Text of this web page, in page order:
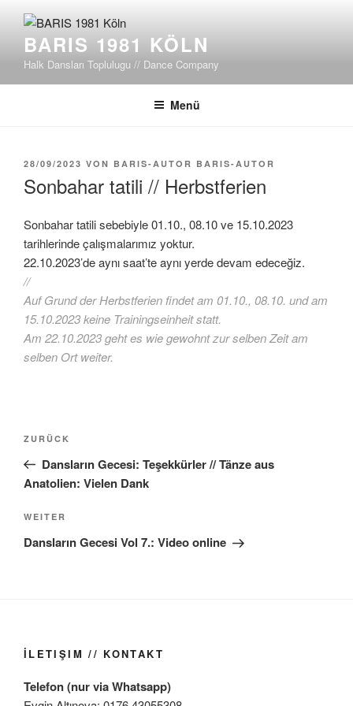
Inhalt
springenBARIS 1981 KÖLN
Halk Dansları Toplulugu // Dance Company
Menü
VERÖFFENTLICHT
28/09/2023 VON BARIS-AUTOR BARIS-AUTOR
Sonbahar tatili // Herbstferien
Sonbahar tatili sebebiyle 01.10., 08.10 ve 15.10.2023
tarihlerinde çalışmalarımız yoktur.
22.10.2023’de aynı saat’te aynı yerde devam edeceğiz.
//
Auf Grund der Herbstferien findet am 01.10., 08.10. und am
15.10.2023 keine Trainingseinheit statt.
Am 22.10.2023 geht es wie gewohnt zur selben Zeit am
selben Ort weiter.
Beitragsnavigation
Vorheriger
Beitrag
ZURÜCK
Dansların Gecesi: Teşekkürler // Tänze aus
Anatolien: Vielen Dank
Nächster
Beitrag
WEITER
Dansların Gecesi Vol 7.: Video online
İLETIŞIM // KONTAKT
Telefon (nur via Whatsapp)